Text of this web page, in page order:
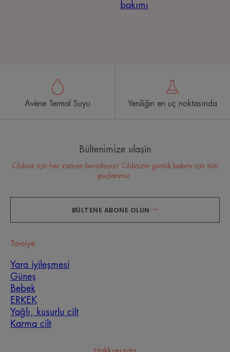
bakımı
Avène Termal Suyu Yeniliğin en uç noktasında
Bülteni̇mi̇ze ulaşin
Cildiniz için her zaman buradayız! Cildinizin günlük bakımı için tüm
ipuçlarımız.
BÜLTENE ABONE OLUN
Tavsiye
Yara iyileşmesi
Güneş
Bebek
ERKEK
Yağlı, kusurlu cilt
Karma cilt